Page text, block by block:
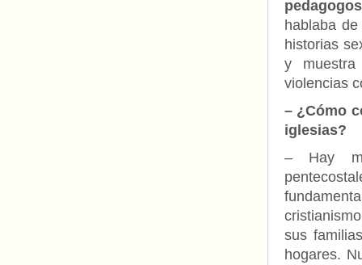
hablaba
historias
y
violencias
– ¿Cómo
iglesias?
– Hay
sus
hogares.